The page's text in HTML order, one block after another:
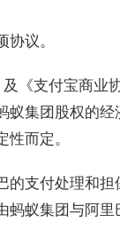
议。
《支付宝商业
集团股权的
而定。
支付处理和
蚁集团与阿里